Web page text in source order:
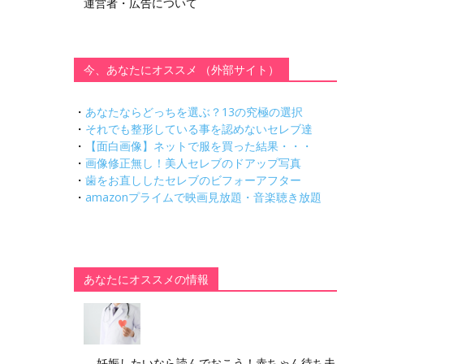
今、あなたにオススメ （外部サイト）
・ あなたならどっちを選ぶ？13の究極の選択
・ それでも整形している事を認めないセレブ達
・
【面白画像】ネットで服を買った結果・・・
・ 画像修正無し！美人セレブのドアップ写真
・ 歯をお直ししたセレブのビフォーアフター
・ amazonプライムで映画見放題・音楽聴き放題
あなたにオススメの情報